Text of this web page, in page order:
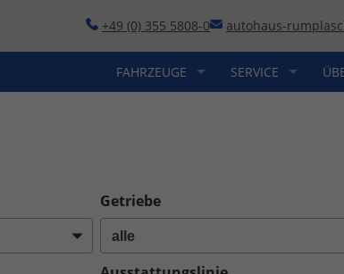
+49 (0) 355 5808-0 autohaus-
FAHRZEUGE SERVICE
Getriebe